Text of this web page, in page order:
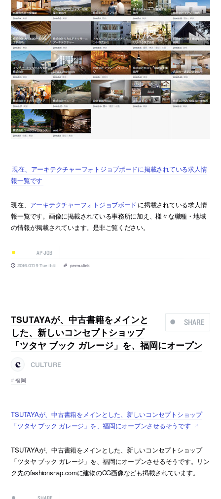
現在、アーキテクチャーフォトジョブボードに掲載されている求人情
報一覧です
現在、 アーキテクチャーフォトジョブボード に掲載されている求人情
報一覧です。画像に掲載されている事務所に加え、様々な職種・地域
の情報が掲載されています。是非ご覧ください。
AP JOB
2016.07.19 Tue 11:41 permalink
SHARE
TSUTAYAが、中古書籍をメインと
した、新しいコンセプトショップ
「ツタヤ ブック ガレージ」を、福岡にオープン
CULTURE
福岡
TSUTAYAが、中古書籍をメインとした、新しいコンセプトショップ
「ツタヤ ブック ガレージ」を、福岡にオープンさせるそうです
TSUTAYAが、中古書籍をメインとした、新しいコンセプトショップ
「ツタヤ ブック ガレージ」を、福岡にオープンさせるそうです。リン
ク先のfashionsnap.comに建物のCG画像なども掲載されています。